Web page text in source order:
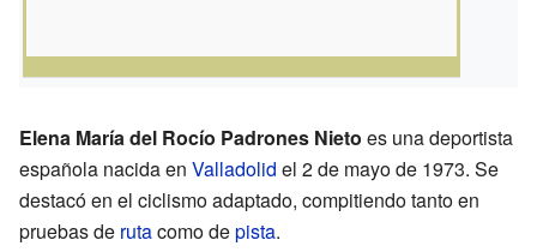
Elena María del Rocío Padrones Nieto es una deportista
española nacida en Valladolid el 2 de mayo de 1973. Se
destacó en el ciclismo adaptado, compitiendo tanto en
pruebas de rutacomo depista.